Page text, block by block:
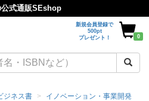
式通販SEshop
新規会員登録で
500pt
プレゼント！
0
ジネス書 イノベーション・事業開発